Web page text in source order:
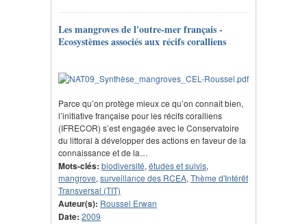
Les mangroves de l'outre-mer français -
Ecosystèmes associés aux récifs coralliens
Parce qu’on protège mieux ce qu’on connaît bien,
l’initiative française pour les récifs coralliens
(IFRECOR) s’est engagée avec le Conservatoire
du littoral à développer des actions en faveur de la
connaissance et de la…
Mots-clés: biodiversité, études et suivis,
mangrove, surveillance des RCEA, Thème d'Intérêt
Transversal (TIT)
Auteur(s): Roussel Erwan
Date: 2009